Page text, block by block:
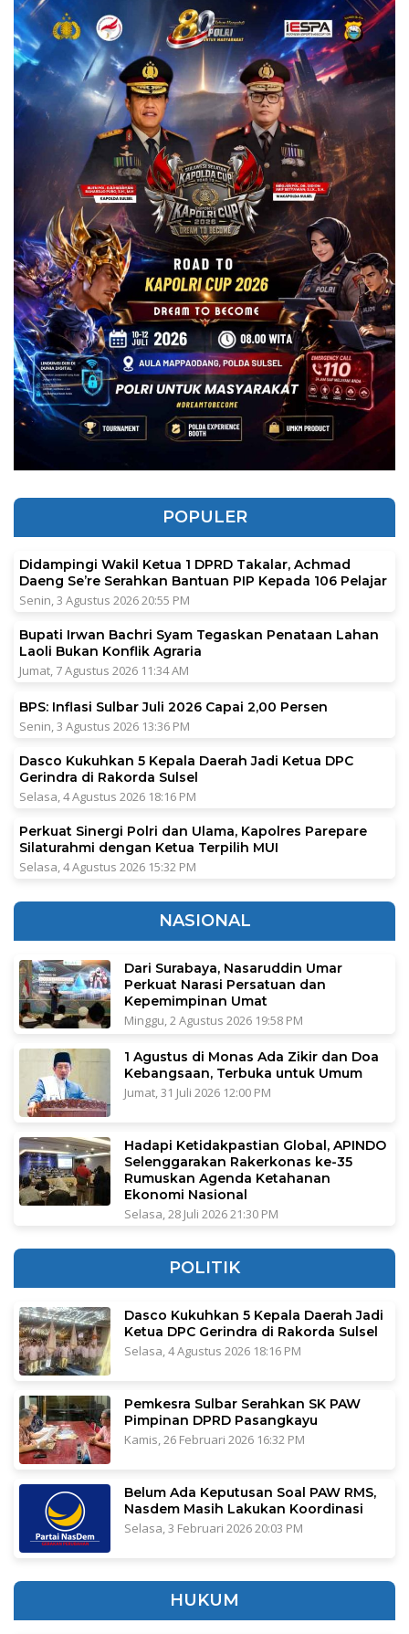
POPULER
Didampingi Wakil Ketua 1 DPRD Takalar, Achmad
Daeng Se’re Serahkan Bantuan PIP Kepada 106 Pelajar
Senin, 3 Agustus 2026 20:55 PM
Bupati Irwan Bachri Syam Tegaskan Penataan Lahan
Laoli Bukan Konflik Agraria
Jumat, 7 Agustus 2026 11:34 AM
BPS: Inflasi Sulbar Juli 2026 Capai 2,00 Persen
Senin, 3 Agustus 2026 13:36 PM
Dasco Kukuhkan 5 Kepala Daerah Jadi Ketua DPC
Gerindra di Rakorda Sulsel
Selasa, 4 Agustus 2026 18:16 PM
Perkuat Sinergi Polri dan Ulama, Kapolres Parepare
Silaturahmi dengan Ketua Terpilih MUI
Selasa, 4 Agustus 2026 15:32 PM
NASIONAL
Dari Surabaya, Nasaruddin Umar
Perkuat Narasi Persatuan dan
Kepemimpinan Umat
Minggu, 2 Agustus 2026 19:58 PM
1 Agustus di Monas Ada Zikir dan Doa
Kebangsaan, Terbuka untuk Umum
Jumat, 31 Juli 2026 12:00 PM
Hadapi Ketidakpastian Global, APINDO
Selenggarakan Rakerkonas ke-35
Rumuskan Agenda Ketahanan
Ekonomi Nasional
Selasa, 28 Juli 2026 21:30 PM
POLITIK
Dasco Kukuhkan 5 Kepala Daerah Jadi
Ketua DPC Gerindra di Rakorda Sulsel
Selasa, 4 Agustus 2026 18:16 PM
Pemkesra Sulbar Serahkan SK PAW
Pimpinan DPRD Pasangkayu
Kamis, 26 Februari 2026 16:32 PM
Belum Ada Keputusan Soal PAW RMS,
Nasdem Masih Lakukan Koordinasi
Selasa, 3 Februari 2026 20:03 PM
HUKUM